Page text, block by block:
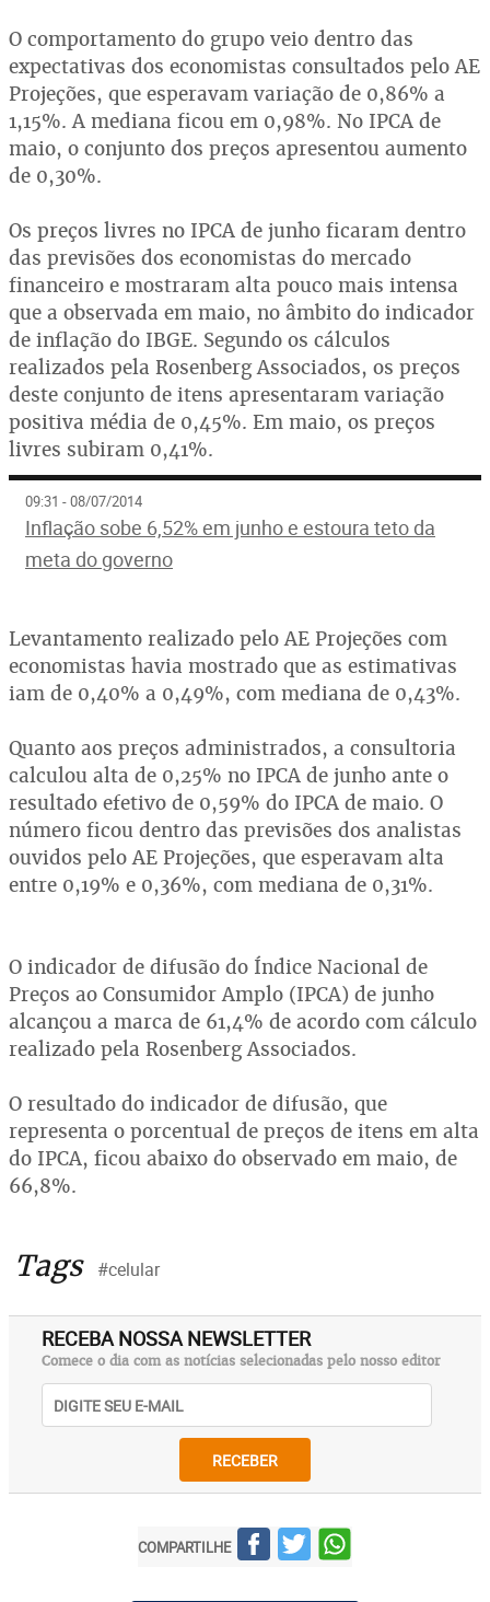
O comportamento do grupo veio dentro das
expectativas dos economistas consultados pelo AE
Projeções, que esperavam variação de 0,86% a
1,15%. A mediana ficou em 0,98%. No IPCA de
maio, o conjunto dos preços apresentou aumento
de 0,30%.
Os preços livres no IPCA de junho ficaram dentro
das previsões dos economistas do mercado
financeiro e mostraram alta pouco mais intensa
que a observada em maio, no âmbito do indicador
de inflação do IBGE. Segundo os cálculos
realizados pela Rosenberg Associados, os preços
deste conjunto de itens apresentaram variação
positiva média de 0,45%. Em maio, os preços
livres subiram 0,41%.
09:31 - 08/07/2014
Inflação sobe 6,52% em junho e estoura teto da
meta do governo
Levantamento realizado pelo AE Projeções com
economistas havia mostrado que as estimativas
iam de 0,40% a 0,49%, com mediana de 0,43%.
Quanto aos preços administrados, a consultoria
calculou alta de 0,25% no IPCA de junho ante o
resultado efetivo de 0,59% do IPCA de maio. O
número ficou dentro das previsões dos analistas
ouvidos pelo AE Projeções, que esperavam alta
entre 0,19% e 0,36%, com mediana de 0,31%.
O indicador de difusão do Índice Nacional de
Preços ao Consumidor Amplo (IPCA) de junho
alcançou a marca de 61,4% de acordo com cálculo
realizado pela Rosenberg Associados.
O resultado do indicador de difusão, que
representa o porcentual de preços de itens em alta
do IPCA, ficou abaixo do observado em maio, de
66,8%.
Tags #celular
RECEBA NOSSA NEWSLETTER
Comece o dia com as notícias selecionadas pelo nosso editor
RECEBER
COMPARTILHE